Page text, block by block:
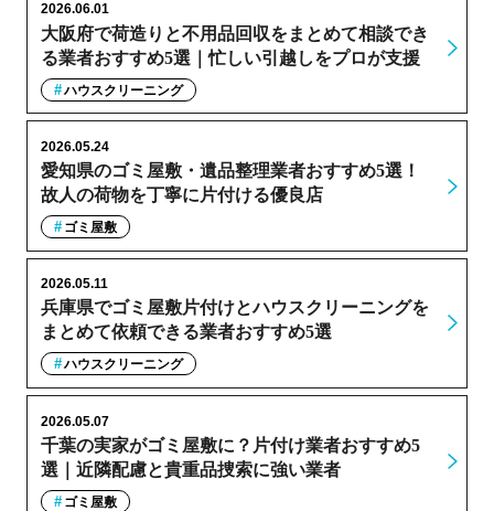
大阪府で荷造りと不用品回収をまとめて相談でき
る業者おすすめ5選｜忙しい引越しをプロが支援
2026.06.01
ハウスクリーニング
愛知県のゴミ屋敷・遺品整理業者おすすめ5選！
故人の荷物を丁寧に片付ける優良店
2026.05.24
ゴミ屋敷
兵庫県でゴミ屋敷片付けとハウスクリーニングを
まとめて依頼できる業者おすすめ5選
2026.05.11
ハウスクリーニング
千葉の実家がゴミ屋敷に？片付け業者おすすめ5
選｜近隣配慮と貴重品捜索に強い業者
2026.05.07
ゴミ屋敷